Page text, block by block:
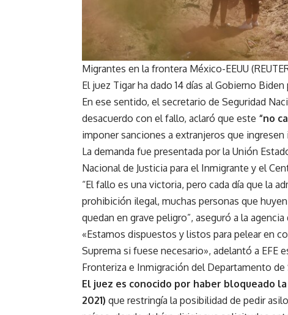
Migrantes en la frontera México-EEUU
El juez Tigar ha dado 14 días al Gobierno
En ese sentido, el secretario de Seguridad
desacuerdo con el fallo, aclaró que este “no
imponer sanciones a extranjeros que ingresen
La demanda fue presentada por la Unión
Nacional de Justicia para el Inmigrante y el
“El fallo es una victoria, pero cada día que la
prohibición ilegal, muchas personas que
quedan en grave peligro”, aseguró a la
«Estamos dispuestos y listos para pelear en
Suprema si fuese necesario», adelantó a EFE
Fronteriza e Inmigración del Departamento de
El juez es conocido por haber bloqueado
2021) que restringía la posibilidad de pedir